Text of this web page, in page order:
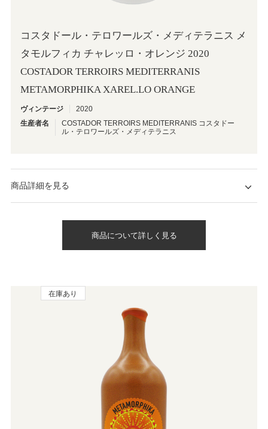
コスタドール・テロワールズ・メディテラニス メ
タモルフィカ チャレッロ・オレンジ 2020
COSTADOR TERROIRS MEDITERRANIS
METAMORPHIKA XAREL.LO ORANGE
ヴィンテージ
2020
生産者名
COSTADOR TERROIRS MEDITERRANIS コスタドー
ル・テロワールズ・メディテラニス
商品詳細を見る
商品について詳しく見る
在庫あり